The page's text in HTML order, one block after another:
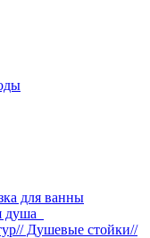
для ванны
душа
Душевые стойки//